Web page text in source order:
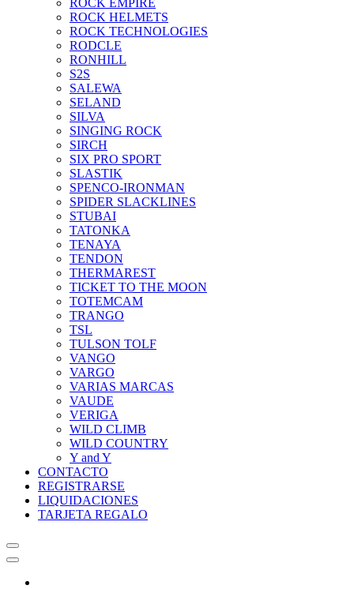
ROCK EMPIRE
ROCK HELMETS
ROCK TECHNOLOGIES
RODCLE
RONHILL
S2S
SALEWA
SELAND
SILVA
SINGING ROCK
SIRCH
SIX PRO SPORT
SLASTIK
SPENCO-IRONMAN
SPIDER SLACKLINES
STUBAI
TATONKA
TENAYA
TENDON
THERMAREST
TICKET TO THE MOON
TOTEMCAM
TRANGO
TSL
TULSON TOLF
VANGO
VARGO
VARIAS MARCAS
VAUDE
VERIGA
WILD CLIMB
WILD COUNTRY
Y and Y
CONTACTO
REGISTRARSE
LIQUIDACIONES
TARJETA REGALO